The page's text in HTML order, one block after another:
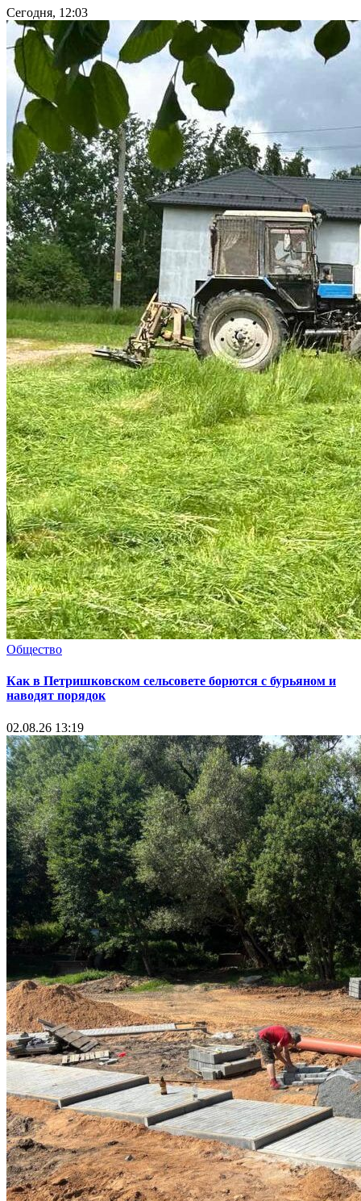
Сегодня, 12:03
Общество
Как в Петришковском сельсовете борются с бурьяном и
наводят порядок
02.08.26 13:19